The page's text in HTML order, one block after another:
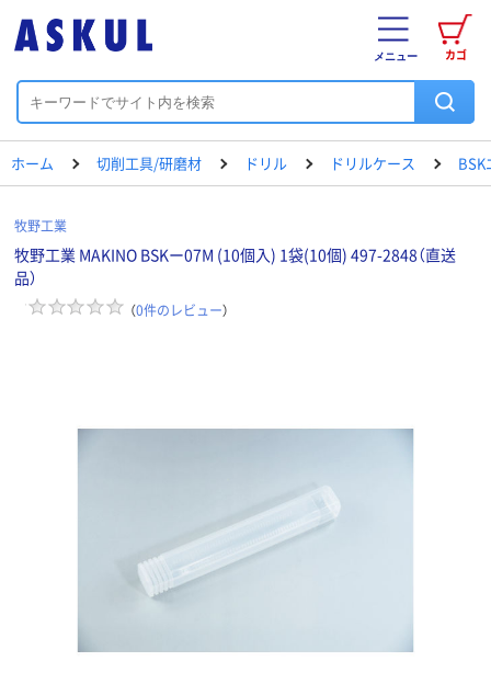
カゴ
メニュー
ホーム 切削工具/研磨材 ドリル ドリルケース BSK
牧野工業
牧野工業 MAKINO BSKー07M (10個入) 1袋(10個) 497-2848（直送
品）
（0件のレビュー）